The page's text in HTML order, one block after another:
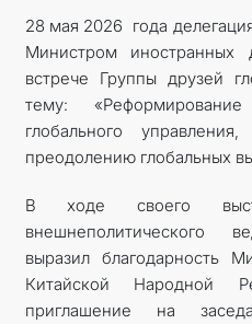
28 мая 2026 года
Министром иностранных
встрече Группы друзей
тему:
глобального
преодолению глобальных
В ходе своего
внешнеполитического
выразил благодарность
Китайской Народной
приглашение на